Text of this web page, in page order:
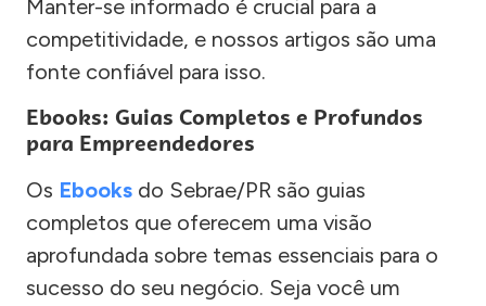
Manter-se informado é crucial para a
competitividade, e nossos artigos são uma
fonte confiável para isso.
Ebooks: Guias Completos e Profundos
para Empreendedores
Os Ebooks do Sebrae/PR são guias
completos que oferecem uma visão
aprofundada sobre temas essenciais para o
sucesso do seu negócio. Seja você um